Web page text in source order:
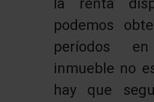
la renta
podemos
períodos
inmueble no
hay que